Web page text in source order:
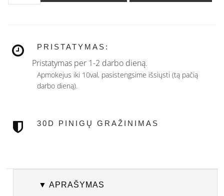
PRISTATYMAS:
Pristatymas per 1-2 darbo dieną.
Apmokejus iki 10val, pasistengsime išsiųsti (tą pačią
darbo dieną).
30D PINIGŲ GRAŽINIMAS
▼ APRAŠYMAS